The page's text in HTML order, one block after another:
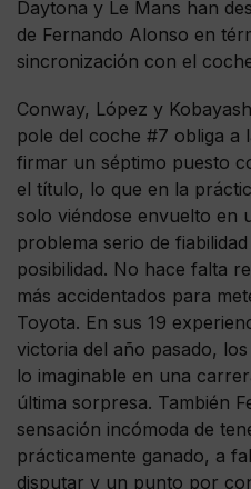
Daytona y Le Mans han
de Fernando Alonso en
sincronización con el
Conway, López y
pole del coche #7 obliga a
firmar un séptimo puesto
el título, lo que en la
solo viéndose envuelto en
problema serio de
posibilidad. No hace falta
más accidentados para
Toyota. En sus 19
victoria del año pasado,
lo imaginable en una
última sorpresa. También
sensación incómoda de
prácticamente ganado, a
disputar y un punto por